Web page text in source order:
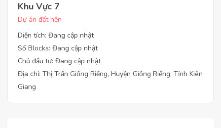
Khu Vực 7
Dự án đất nền
Diện tích: Đang cập nhật
Số Blocks: Đang cập nhật
Chủ đầu tư: Đang cập nhật
Địa chỉ: Thị Trấn Giồng Riềng, Huyện Giồng Riềng, Tỉnh Kiên
Giang